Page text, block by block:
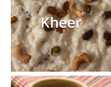
Kheer